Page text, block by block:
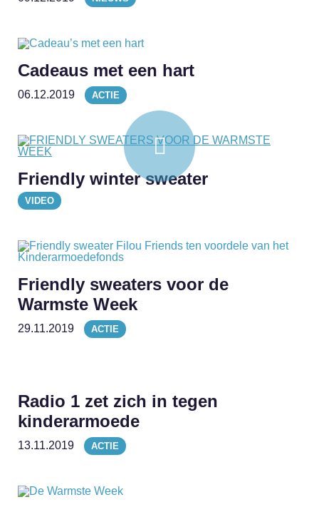
Cadeaus met een hart
06.12.2019 ACTIE
Friendly winter sweater
VIDEO
Friendly sweaters voor de
Warmste Week
29.11.2019 ACTIE
Radio 1 zet zich in tegen
kinderarmoede
13.11.2019 ACTIE